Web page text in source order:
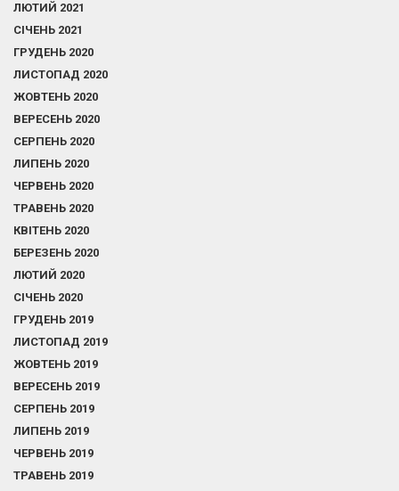
ЛЮТИЙ 2021
СІЧЕНЬ 2021
ГРУДЕНЬ 2020
ЛИСТОПАД 2020
ЖОВТЕНЬ 2020
ВЕРЕСЕНЬ 2020
СЕРПЕНЬ 2020
ЛИПЕНЬ 2020
ЧЕРВЕНЬ 2020
ТРАВЕНЬ 2020
КВІТЕНЬ 2020
БЕРЕЗЕНЬ 2020
ЛЮТИЙ 2020
СІЧЕНЬ 2020
ГРУДЕНЬ 2019
ЛИСТОПАД 2019
ЖОВТЕНЬ 2019
ВЕРЕСЕНЬ 2019
СЕРПЕНЬ 2019
ЛИПЕНЬ 2019
ЧЕРВЕНЬ 2019
ТРАВЕНЬ 2019